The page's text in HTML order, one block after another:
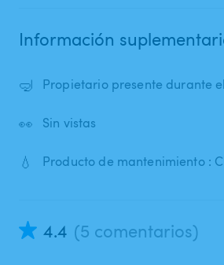
Información
🤿 Propietario presente durante
👀 Sin vistas
💧 Producto de mantenimiento :
4.4 (5 comentarios)